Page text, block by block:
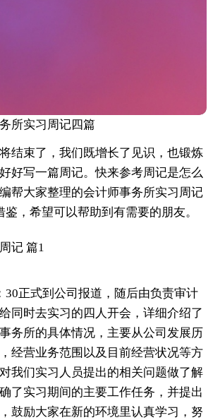
所实习周记四篇
结束了，我们既增长了见识，也锻炼
好写一篇周记。快来参考周记是怎么
帮大家整理的会计师事务所实习周记
，希望可以帮助到有需要的朋友。
记 篇1
30正式到公司报道，随后由负责审计
同时去实习的四人开会，详细介绍了
务所的具体情况，主要从公司发展历
经营业务范围以及目前经营状况等方
我们实习人员提出的相关问题做了解
了实习期间的主要工作任务，并提出
鼓励大家在新的环境里认真学习，努